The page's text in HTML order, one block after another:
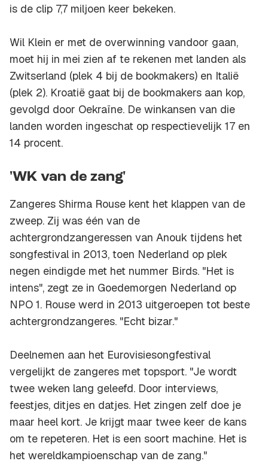
is de clip 7,7 miljoen keer bekeken.
Wil Klein er met de overwinning vandoor gaan,
moet hij in mei zien af te rekenen met landen als
Zwitserland (plek 4 bij de bookmakers) en Italië
(plek 2). Kroatië gaat bij de bookmakers aan kop,
gevolgd door Oekraïne. De winkansen van die
landen worden ingeschat op respectievelijk 17 en
14 procent.
'WK van de zang'
Zangeres Shirma Rouse kent het klappen van de
zweep. Zij was één van de
achtergrondzangeressen van Anouk tijdens het
songfestival in 2013, toen Nederland op plek
negen eindigde met het nummer Birds. "Het is
intens", zegt ze in Goedemorgen Nederland op
NPO 1. Rouse werd in 2013 uitgeroepen tot beste
achtergrondzangeres. "Echt bizar."
Deelnemen aan het Eurovisiesongfestival
vergelijkt de zangeres met topsport. "Je wordt
twee weken lang geleefd. Door interviews,
feestjes, ditjes en datjes. Het zingen zelf doe je
maar heel kort. Je krijgt maar twee keer de kans
om te repeteren. Het is een soort machine. Het is
het wereldkampioenschap van de zang."